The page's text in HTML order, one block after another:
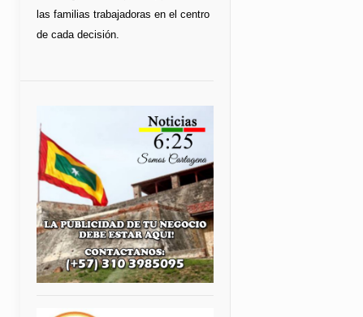
las familias trabajadoras en el centro
de cada decisión.